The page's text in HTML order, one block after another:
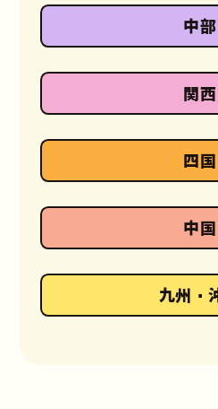
中部
関西
四国
中国
九州・